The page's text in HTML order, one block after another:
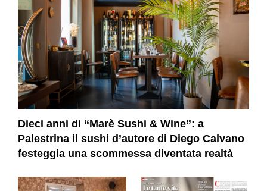
Dieci anni di “Marè Sushi & Wine”: a
Palestrina il sushi d’autore di Diego Calvano
festeggia una scommessa diventata realtà